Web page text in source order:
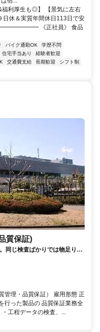
福利厚⽣も◎】 【景気に左右
休＆実質年間休⽇113⽇で安
《正社員》 ⾷品
バイク通勤OK
学歴不問
住宅手当あり
経験者歓迎
交通費支給 長期歓迎
シフト制
質保証)
同じ検査ばかりでは物足りな
管理・品質保証） 雇用形態 正
行った製品の 品質保証業務全
工程データの検査、...